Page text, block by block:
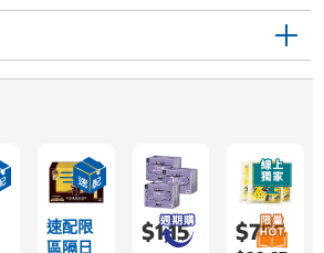
速配限
區隔日
$1,15
$755